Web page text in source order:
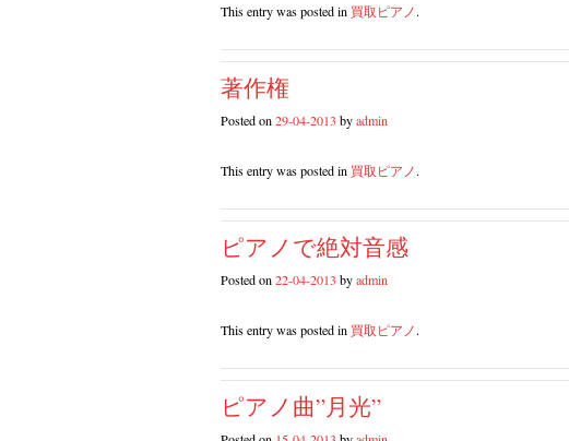
This entry was posted in 買取ピアノ.
著作権
Posted on29-04-2013byadmin
This entry was posted in 買取ピアノ.
ピアノで絶対音感
Posted on22-04-2013byadmin
This entry was posted in 買取ピアノ.
ピアノ曲”月光”